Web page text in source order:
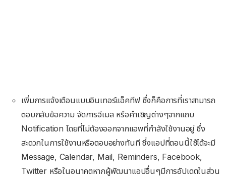
เพิ่มการแจ้งเตือนแบบอินเทอร์แอ็คทีฟ ซึ่งก็คือการที่เราสามารถ
ตอบกลับข้อความ จัดการอีเมล หรือคำเชิญต่างๆจากแถบ
Notification โดยที่ไม่ต้องออกจากแอพที่กำลังใช้งานอยู่ ซึ่ง
สะดวกในการใช้งานหรือตอบอย่างทันที ซึ่งแอปที่ตอนนี้ใช้ได้จะมี
Message, Calendar, Mail, Reminders, Facebook,
Twitter หรือในอนาคตหากผู้พัฒนาแอปอื่นๆมีการอัปเดตในส่วน